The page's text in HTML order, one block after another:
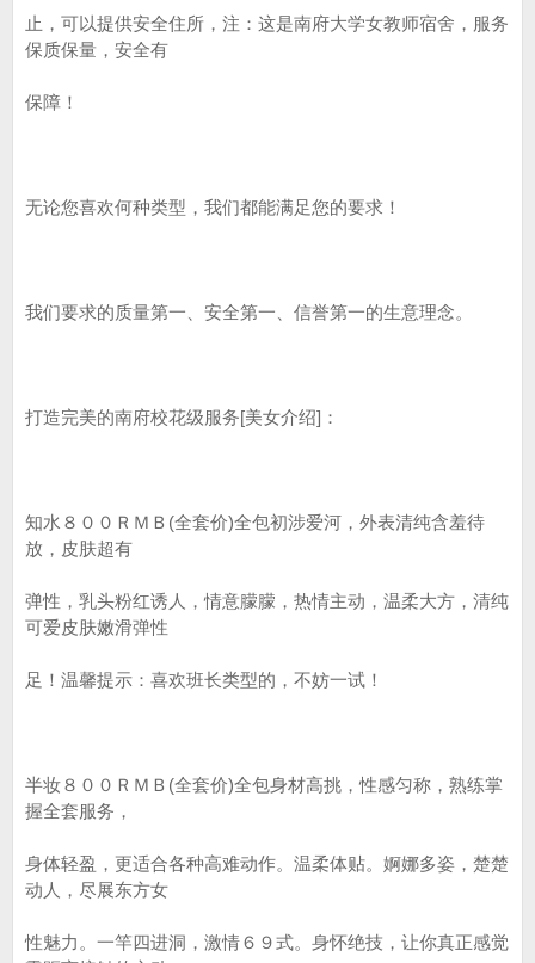
止，可以提供安全住所，注：这是南府大学女教师宿舍，服务
保质保量，安全有
保障！
无论您喜欢何种类型，我们都能满足您的要求！
我们要求的质量第一、安全第一、信誉第一的生意理念。
打造完美的南府校花级服务[美女介绍]：
知水８００ＲＭＢ(全套价)全包初涉爱河，外表清纯含羞待
放，皮肤超有
弹性，乳头粉红诱人，情意朦朦，热情主动，温柔大方，清纯
可爱皮肤嫩滑弹性
足！温馨提示：喜欢班长类型的，不妨一试！
半妆８００ＲＭＢ(全套价)全包身材高挑，性感匀称，熟练掌
握全套服务，
身体轻盈，更适合各种高难动作。温柔体贴。婀娜多姿，楚楚
动人，尽展东方女
性魅力。一竿四进洞，激情６９式。身怀绝技，让你真正感觉